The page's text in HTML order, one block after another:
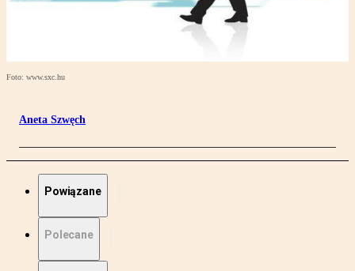
Foto: www.sxc.hu
Aneta Szwęch
Powiązane
Polecane